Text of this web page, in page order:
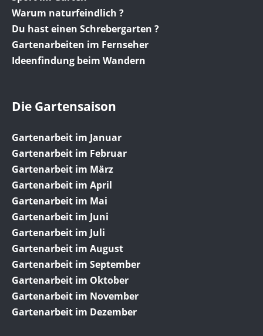
Warum naturfeindlich ?
Du hast einen Schrebergarten ?
Gartenarbeiten im Fernseher
Ideenfindung beim Wandern
Die Gartensaison
Gartenarbeit im Januar
Gartenarbeit im Februar
Gartenarbeit im März
Gartenarbeit im April
Gartenarbeit im Mai
Gartenarbeit im Juni
Gartenarbeit im Juli
Gartenarbeit im August
Gartenarbeit im September
Gartenarbeit im Oktober
Gartenarbeit im November
Gartenarbeit im Dezember